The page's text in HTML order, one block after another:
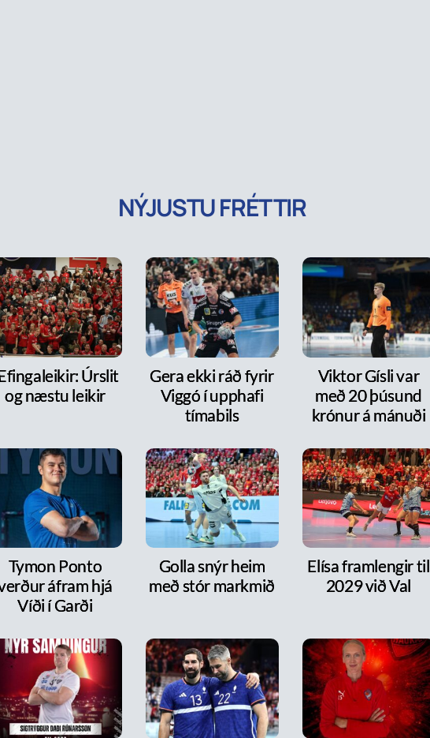
NÝJUSTU FRÉTTIR
Úrslit
og næstu leikir
Gera ekki ráð fyrir
Viggó í upphafi
tímabils
Viktor Gísli var
með 20 þúsund
krónur á mánuði
Tymon Ponto
áfram hjá
Víði í Garði
Golla snýr heim
með stór markmið
Elísa framlengir til
2029 við Val